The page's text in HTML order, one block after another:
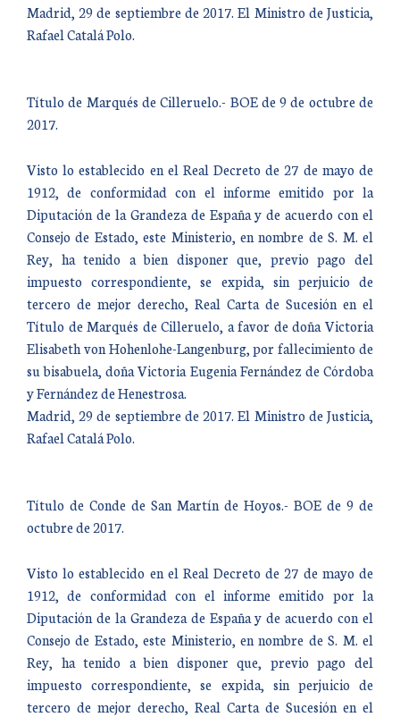
Madrid, 29 de septiembre de 2017. El Ministro de Justicia,
Rafael Catalá Polo.
Título de Marqués de Cilleruelo.- BOE de 9 de octubre de
2017.
Visto lo establecido en el Real Decreto de 27 de mayo de
1912, de conformidad con el informe emitido por la
Diputación de la Grandeza de España y de acuerdo con el
Consejo de Estado, este Ministerio, en nombre de S. M. el
Rey, ha tenido a bien disponer que, previo pago del
impuesto correspondiente, se expida, sin perjuicio de
tercero de mejor derecho, Real Carta de Sucesión en el
Título de Marqués de Cilleruelo, a favor de doña Victoria
Elisabeth von Hohenlohe-Langenburg, por fallecimiento de
su bisabuela, doña Victoria Eugenia Fernández de Córdoba
y Fernández de Henestrosa.
Madrid, 29 de septiembre de 2017. El Ministro de Justicia,
Rafael Catalá Polo.
Título de Conde de San Martín de Hoyos.- BOE de 9 de
octubre de 2017.
Visto lo establecido en el Real Decreto de 27 de mayo de
1912, de conformidad con el informe emitido por la
Diputación de la Grandeza de España y de acuerdo con el
Consejo de Estado, este Ministerio, en nombre de S. M. el
Rey, ha tenido a bien disponer que, previo pago del
impuesto correspondiente, se expida, sin perjuicio de
tercero de mejor derecho, Real Carta de Sucesión en el